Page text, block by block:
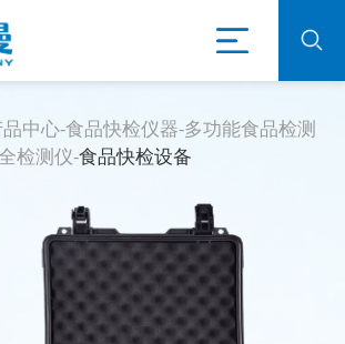
中心-食品快检仪器-多功能食品检测
检测仪-食品快检设备